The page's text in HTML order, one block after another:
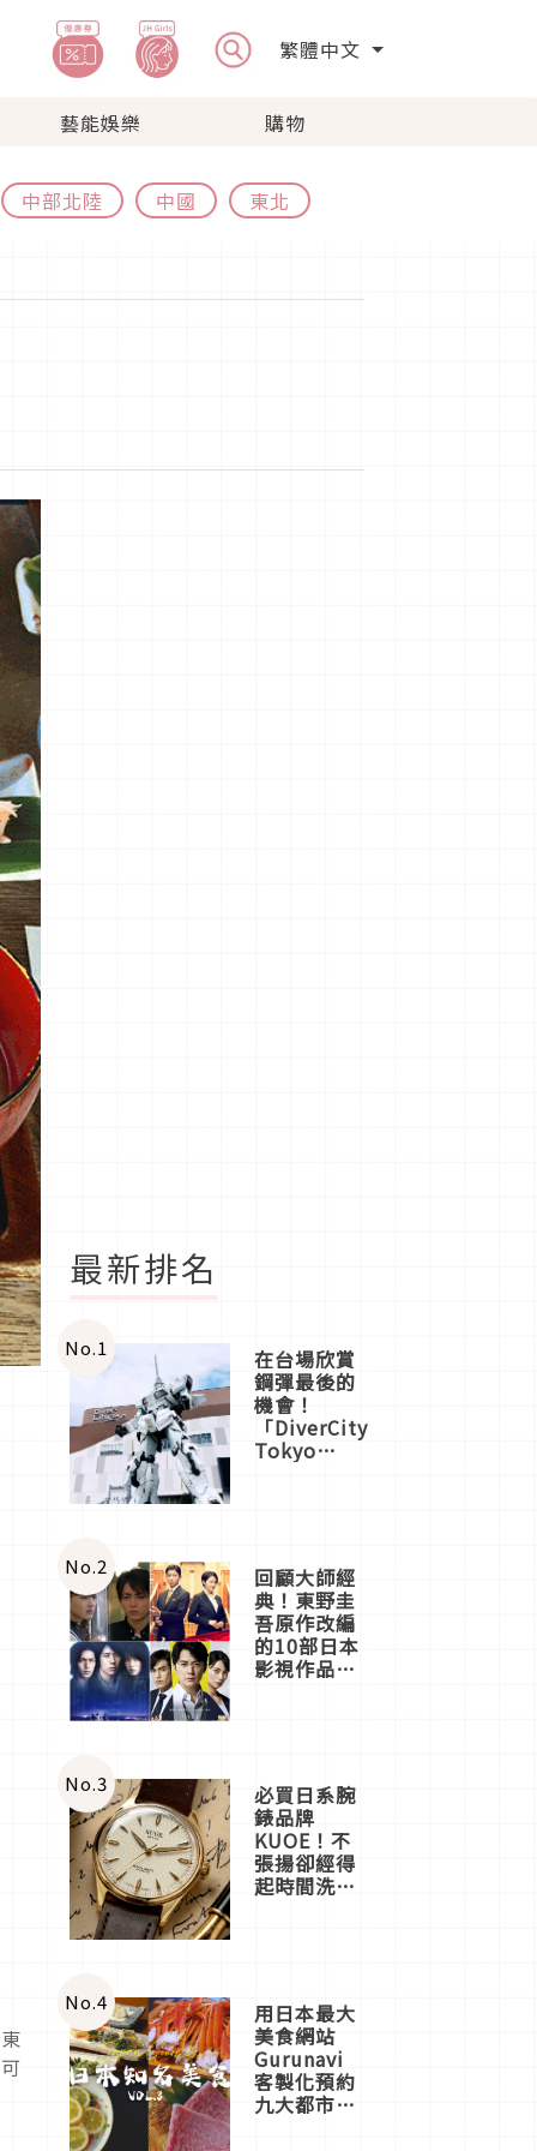
繁體中文
藝能娛樂 購物
中部北陸 中國 東北
最新排名
No.1 在台場欣賞
鋼彈最後的
機會！
「DiverCity
Tokyo
體驗
No.2 回顧大師經
典！東野圭
吾原作改編
的10部日本
影視作品推
No.3 必買日系腕
錶品牌
KUOE！不
張揚卻經得
起時間洗鍊
No.4 用日本最大
美食網站
Gurunavi
客製化預約
九大都市餐